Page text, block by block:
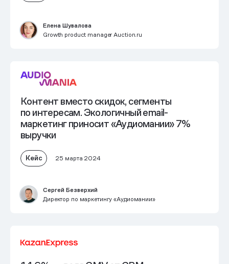
Елена Шувалова
Growth product manager Auction.ru
Контент вместо скидок, сегменты
по интересам. Экологичный email-
маркетинг приносит «Аудиомании» 7%
выручки
Кейс 25 марта 2024
Сергей Безверхий
Директор по маркетингу «Аудиомании»